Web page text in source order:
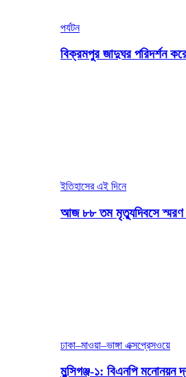
পর্যটন
বিক্রমপুর জাদুঘর পরিদর্শন
ইতিহাসের এই দিনে
আজ ৮৮ তম মৃত্যুদিবসে স্মরণ
ঢাকা–মাওয়া–ভাঙ্গা এক্সপ্রেসওয়ে
মুন্সিগঞ্জ-১: বিএনপি মনোনয়ন